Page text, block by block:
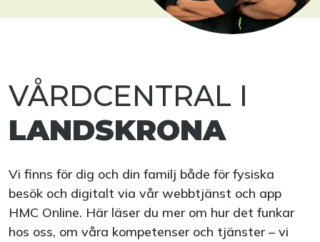
VÅRDCENTRAL I
LANDSKRONA
Vi finns för dig och din familj både för fysiska
besök och digitalt via vår webbtjänst och app
HMC Online. Här läser du mer om hur det funkar
hos oss, om våra kompetenser och tjänster – vi